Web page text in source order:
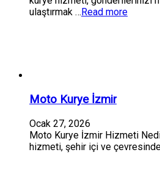
ulaştırmak … Read more
Moto Kurye İzmir
Ocak 27, 2026
Moto Kurye İzmir Hizmeti
hizmeti, şehir içi ve çevresinde